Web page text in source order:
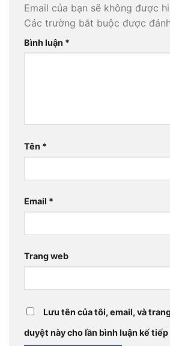
Email của bạn sẽ không được
Các trường bắt buộc được
Bình luận *
Tên *
Email *
Trang web
Lưu tên của tôi, email, và
duyệt này cho lần bình luận kế